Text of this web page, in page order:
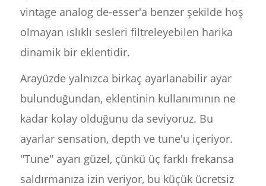
vintage analog de-esser'a benzer şekilde hoş
olmayan ıslıklı sesleri filtreleyebilen harika
dinamik bir eklentidir.
Arayüzde yalnızca birkaç ayarlanabilir ayar
bulunduğundan, eklentinin kullanımının ne
kadar kolay olduğunu da seviyoruz. Bu
ayarlar sensation, depth ve tune'u içeriyor.
"Tune" ayarı güzel, çünkü üç farklı frekansa
saldırmanıza izin veriyor, bu küçük ücretsiz